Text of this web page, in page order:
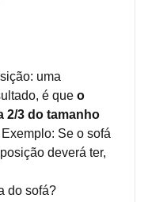
uma
é que o
2/3 do tamanho
Exemplo: Se o sofá
deverá ter,
do sofá?